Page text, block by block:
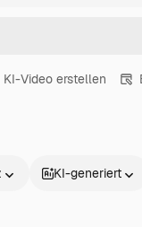
KI-Video erstellen
KI-generiert